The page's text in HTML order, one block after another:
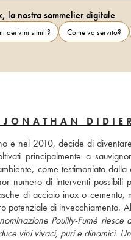
la nostra sommelier digitale
dei vini simili? Come va servito?
e nel 2010, decide di
principalmente a
come testimoniato
numero di interventi
di invecchiamento.
Pouilly-Fumé
vini vivaci, puri e dinamici.